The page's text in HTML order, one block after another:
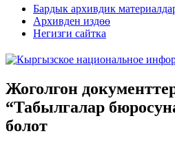
Бардык архивдик
Архивден издөө
Негизги сайтка
Жоголгон
“Табылгалар
болот